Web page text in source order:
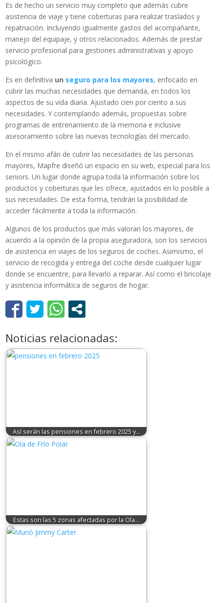
Es de hecho un servicio muy completo que además cubre
asistencia de viaje y tiene coberturas para realizar traslados y
repatriación. Incluyendo igualmente gastos del acompañante,
manejo del equipaje, y otros relacionados. Además de prestar
servicio profesional para gestiones administrativas y apoyo
psicológico.
Es en definitiva un seguro para los mayores, enfocado en
cubrir las muchas necesidades que demanda, en todos los
aspectos de su vida diaria. Ajustado cien por ciento a sus
necesidades. Y contemplando además, propuestas sobre
programas de entrenamiento de la memoria e inclusive
asesoramiento sobre las nuevas tecnologías del mercado.
En el mismo afán de cubrir las necesidades de las personas
mayores, Mapfre diseñó un espacio en su web, especial para los
seniors. Un lugar donde agrupa toda la información sobre los
productos y coberturas que les ofrece, ajustados en lo posible a
sus necesidades. De esta forma, tendrán la posibilidad de
acceder fácilmente a toda la información.
Algunos de los productos que más valoran los mayores, de
acuerdo a la opinión de la propia aseguradora, son los servicios
de asistencia en viajes de los seguros de coches. Asimismo, el
servicio de recogida y entrega del coche desde cualquier lugar
donde se encuentre, para llevarlo a reparar. Así como el bricolaje
y asistencia informática de seguros de hogar.
Noticias relacionadas:
Así serán las pensiones en febrero 2025 y…
Estas son las 5 zonas afectadas por la Ola…